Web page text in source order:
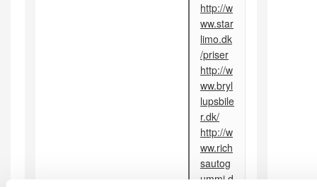
http://w
ww.star
limo.dk
/priser
http://w
ww.bryl
lupsbile
r.dk/
http://w
ww.rich
sautog
ummi.d